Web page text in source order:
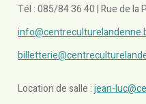
Tél : 085/84 36 40 | Rue de la
Location de salle :jean-